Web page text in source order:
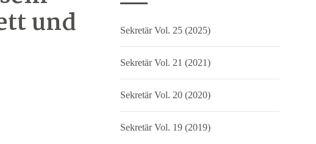
und Sekretär Vol. 25 (2025)
Sekretär Vol. 21 (2021)
Sekretär Vol. 20 (2020)
Sekretär Vol. 19 (2019)